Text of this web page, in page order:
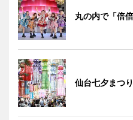
丸の内で「倍
仙台七夕まつ